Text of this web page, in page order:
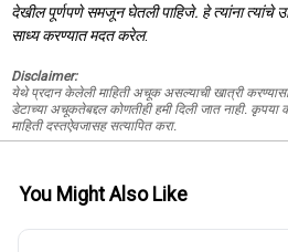
देखील पूर्णपणे समजून घेतली पाहिजे. हे त्यांना त्यांचे
साध्य करण्यात मदत करेल.
Disclaimer:
येथे प्रदान केलेली माहिती अचूक असल्याची खात्री
डेटाच्या अचूकतेबद्दल कोणतीही हमी दिली जात नाही. कृपया
माहिती दस्तऐवजासह सत्यापित करा.
You Might Also Like